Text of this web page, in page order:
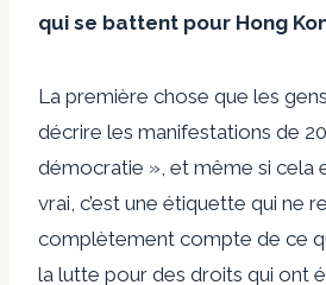
qui se battent pour Hong
La première chose que les
décrire les manifestations de
démocratie », et même si cela
vrai, c’est une étiquette qui ne
complètement compte de ce
la lutte pour des droits qui ont